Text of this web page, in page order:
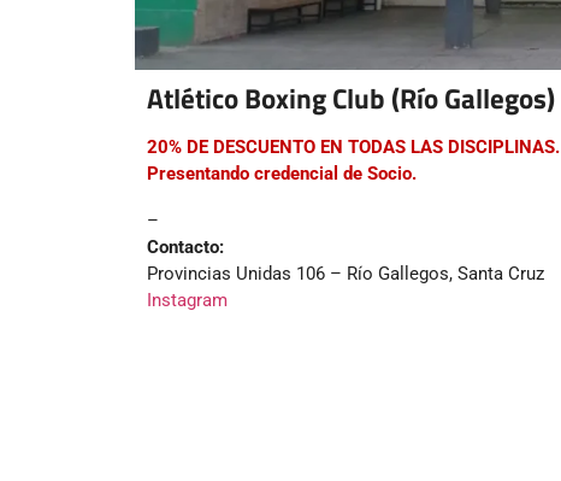
Atlético Boxing Club (Río Gallegos)
20% DE DESCUENTO EN TODAS LAS DISCIPLINAS.
Presentando credencial de Socio.
–
Contacto:
Provincias Unidas 106 – Río Gallegos, Santa Cruz
Instagram